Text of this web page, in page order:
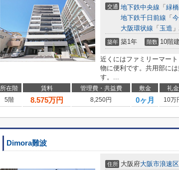
交通 地下鉄中央線 「 緑橋
地下鉄千日前線 「
大阪環状線 「 玉造
築年 築1年 階数 10階建
近くにはファミリーマー
物に便利です。共用部に
す。...
所在階 賃料 管理費・共益費 敷金 礼金
5階
8.575万円 8,250円 0ヶ月 10万
Dimora難波
住所 大阪府大阪市浪速区